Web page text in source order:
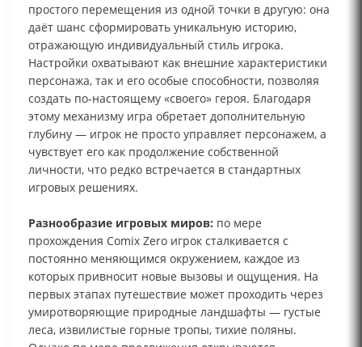
простого перемещения из одной точки в другую: она
даёт шанс сформировать уникальную историю,
отражающую индивидуальный стиль игрока.
Настройки охватывают как внешние характеристики
персонажа, так и его особые способности, позволяя
создать по‑настоящему «своего» героя. Благодаря
этому механизму игра обретает дополнительную
глубину — игрок не просто управляет персонажем, а
чувствует его как продолжение собственной
личности, что редко встречается в стандартных
игровых решениях.
Разнообразие игровых миров: по мере
прохождения Comix Zero игрок сталкивается с
постоянно меняющимся окружением, каждое из
которых привносит новые вызовы и ощущения. На
первых этапах путешествие может проходить через
умиротворяющие природные ландшафты — густые
леса, извилистые горные тропы, тихие поляны.